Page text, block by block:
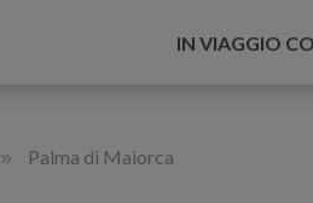
IN VIAGGIO
» Palma di Maiorca